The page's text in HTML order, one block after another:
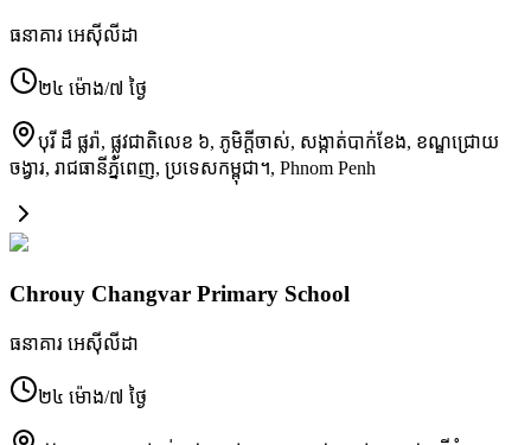
ធនាគារ អេស៊ីលីដា
២៤ ម៉ោង/៧ ថ្ងៃ
បុរី ដឹ ផ្លរ៉ា, ផ្លូវជាតិ​លេខ ៦, ភូមិ​ក្ដីចាស់, សង្កាត់​បាក់ខែង, ខណ្ឌ​ជ្រោយ
ចង្វារ, រាជធានី​ភ្នំពេញ, ប្រទេស​កម្ពុជា។, Phnom Penh
Chrouy Changvar Primary School
ធនាគារ អេស៊ីលីដា
២៤ ម៉ោង/៧ ថ្ងៃ